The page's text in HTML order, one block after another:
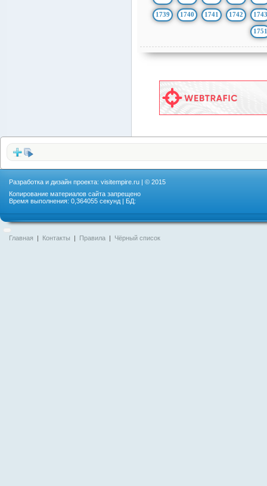
1739 1740 1741 1742 1743
1751
Разработка и дизайн проекта: visitempire.ru | © 2015
Копирование материалов сайта запрещено
Время выполнения: 0,364055 секунд | БД:
Главная | Контакты | Правила | Чёрный список